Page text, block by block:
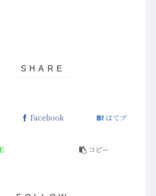
Facebook はてブ
コピー